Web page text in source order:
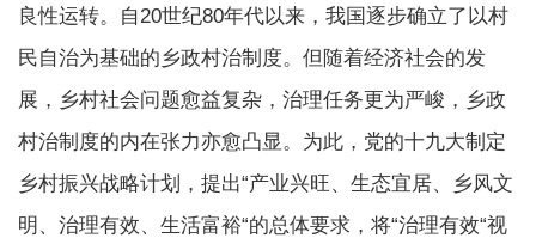
良性运转。自20世纪80年代以来，我国逐步确立了以村
民自治为基础的乡政村治制度。但随着经济社会的发
展，乡村社会问题愈益复杂，治理任务更为严峻，乡政
村治制度的内在张力亦愈凸显。为此，党的十九大制定
乡村振兴战略计划，提出“产业兴旺、生态宜居、乡风文
明、治理有效、生活富裕“的总体要求，将“治理有效“视